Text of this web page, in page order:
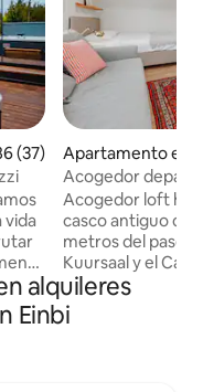
promedio: 4.86 de
(37)
vida
el
Apartamento en
Acogedor
antiguo junto al
Acogedor loft
casco antiguo de
metros del paseo
Kuursaal y el
Chimenea de
regadera con
con vigas de
alquileres
Einbi